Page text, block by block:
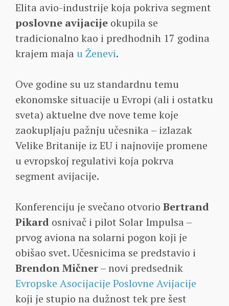
Elita avio-industrije koja pokriva segment
poslovne avijacije okupila se
tradicionalno kao i predhodnih 17 godina
krajem maja u Ženevi.
Ove godine su uz standardnu temu
ekonomske situacije u Evropi (ali i ostatku
sveta) aktuelne dve nove teme koje
zaokupljaju pažnju učesnika – izlazak
Velike Britanije iz EU i najnovije promene
u evropskoj regulativi koja pokrva
segment avijacije.
Konferenciju je svečano otvorio Bertrand
Pikard osnivač i pilot Solar Impulsa –
prvog aviona na solarni pogon koji je
obišao svet. Učesnicima se predstavio i
Brendon Mičner– novi predsednik
Evropske Asocijacije Poslovne Avijacije
koji je stupio na dužnost tek pre šest